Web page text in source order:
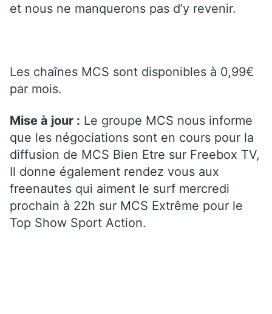
et nous ne manquerons pas d’y revenir.
Les chaînes MCS sont disponibles à 0,99€
par mois.
Mise à jour : Le groupe MCS nous informe
que les négociations sont en cours pour la
diffusion de MCS Bien Etre sur Freebox TV,
Il donne également rendez vous aux
freenautes qui aiment le surf mercredi
prochain à 22h sur MCS Extrême pour le
Top Show Sport Action.